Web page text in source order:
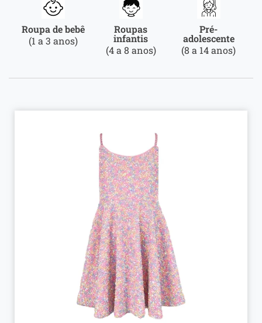
Roupa de bebê
(1 a 3 anos)
Roupas
infantis
(4 a 8 anos)
Pré-
adolescente
(8 a 14 anos)